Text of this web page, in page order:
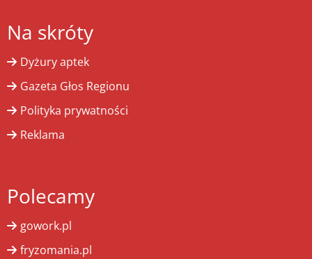
Na skróty
Dyżury aptek
Gazeta Głos Regionu
Polityka prywatności
Reklama
Polecamy
gowork.pl
fryzomania.pl